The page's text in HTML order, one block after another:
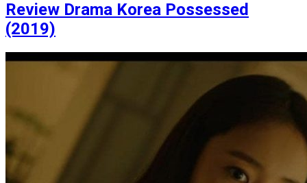
Review Drama Korea Possessed
(2019)